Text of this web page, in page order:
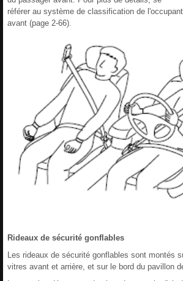
référer au système de classification de
avant (page 2-66).
Rideaux de sécurité gonflables
Les rideaux de sécurité gonflables sont montés
vitres avant et arrière, et sur le bord du pavillon